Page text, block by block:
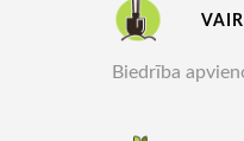
Biedrība